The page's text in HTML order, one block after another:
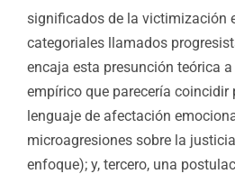
significados de la victimización
categoriales llamados
encaja esta presunción teórica
empírico que parecería coincidir
lenguaje de afectación
microagresiones sobre la
enfoque); y, tercero, una